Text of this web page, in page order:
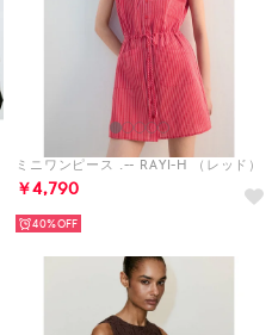
ミニワンピース .-- RAYI-H （レッド）
￥4,790
40%